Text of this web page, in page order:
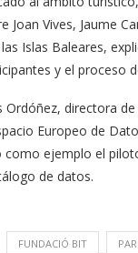
Joan Vives, Jaume
Islas Baleares,
y el proceso
directora
Europeo de
como ejemplo el
de datos.
FUNDACIÓ BIT